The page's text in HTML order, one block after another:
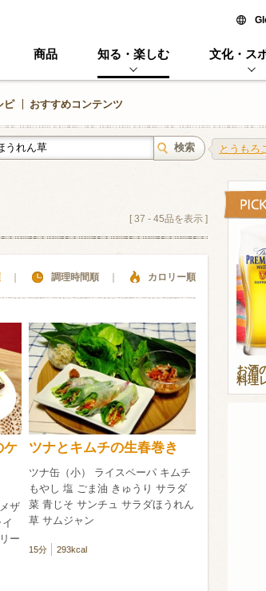
商品 知る・楽しむ 文化・ス
ピ おすすめコンテンツ
とうもろ
創作料理 スイーツ
も類 きのこ
くだもの
ー・ブランデー 焼酎
[37 - 45品を表示 ]
調理時間順 カロリー順
ケ
ザ
ー
ツナとキムチの生春巻き
ツナ缶（小） ライスペーパ キムチ
もやし 塩 ごま油 きゅうり サラダ
菜 青じそ サンチュ サラダほうれん
草 サムジャン
15分 293kcal
お酒
料理